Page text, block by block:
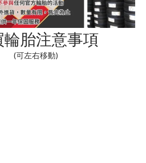
輪胎注意事項
(可左右移動)